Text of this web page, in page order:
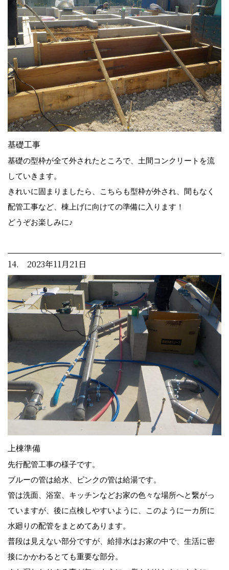
基礎工事
基礎の型枠が全て外されたところで、土間コンクリートを流
していきます。
きれいに固まりましたら、こちらも型枠が外され、間もなく
配管工事など、棟上げに向けての準備に入ります！
どうぞお楽しみに♪
14. 2023年11月21日
上棟準備
先行配管工事の様子です。
ブルーの管は給水、ピンクの管は給湯です。
管は洗面、浴室、キッチンなどお家の色々な場所へと繋がっ
ていますが、後に点検しやすいように、このように一カ所に
水廻りの配管をまとめてあります。
普段は見えない部分ですが、給排水はお家の中で、生活に密
接にかかわるとても重要な部分。